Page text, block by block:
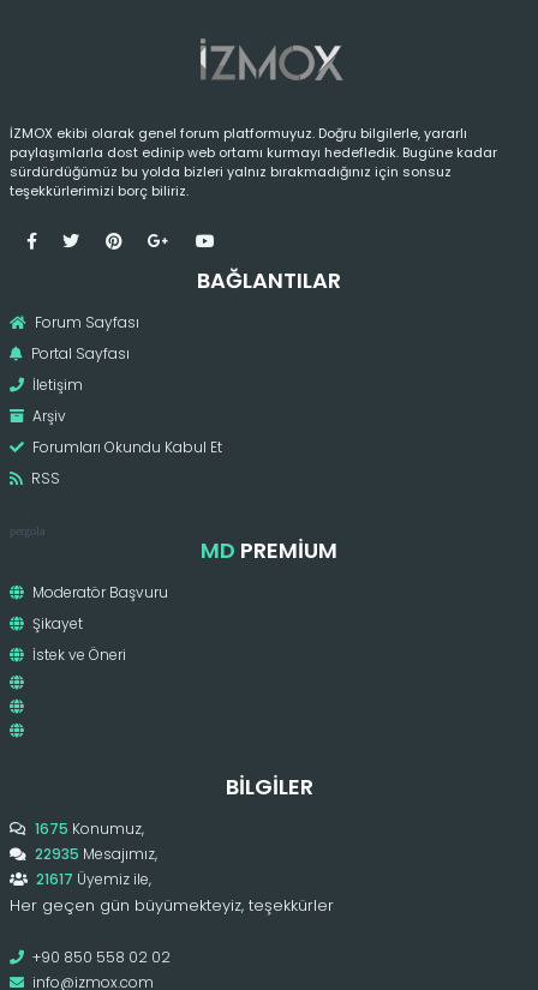
İZMOX ekibi olarak genel forum platformuyuz. Doğru bilgilerle, yararlı
paylaşımlarla dost edinip web ortamı kurmayı hedefledik. Bugüne kadar
sürdürdüğümüz bu yolda bizleri yalnız bırakmadığınız için sonsuz
teşekkürlerimizi borç biliriz.
BAĞLANTILAR
Forum Sayfası
Portal Sayfası
İletişim
Arşiv
Forumları Okundu Kabul Et
RSS
pergola
MD PREMIUM
Moderatör Başvuru
Şikayet
İstek ve Öneri
BILGILER
1675 Konumuz,
22935 Mesajımız,
21617 Üyemiz ile,
Her geçen gün büyümekteyiz, teşekkürler
+90 850 558 02 02
info@izmox.com